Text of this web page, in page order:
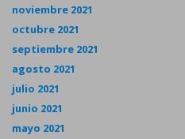
noviembre 2021
octubre 2021
septiembre 2021
agosto 2021
julio 2021
junio 2021
mayo 2021